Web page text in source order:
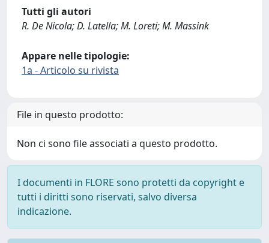
Tutti gli autori
R. De Nicola; D. Latella; M. Loreti; M. Massink
Appare nelle tipologie:
1a - Articolo su rivista
File in questo prodotto:
Non ci sono file associati a questo prodotto.
I documenti in FLORE sono protetti da copyright e
tutti i diritti sono riservati, salvo diversa
indicazione.